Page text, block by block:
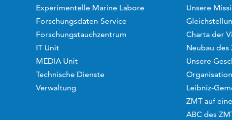
Experimentelle Marine Labore
Forschungsdaten-Service
Forschungstauchzentrum
IT Unit
MEDIA Unit
Technische Dienste
Verwaltung
Unsere
Charta der
Neubau des
Unsere
Organisation
Leibniz-
ZMT auf
ABC des